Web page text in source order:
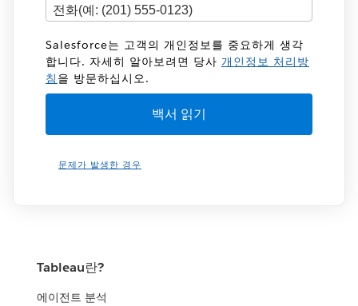
Salesforce는 고객의 개인정보를 중요하게 생각
합니다. 자세히 알아보려면 당사 개인정보 처리방
침 을 방문하십시오.
문제가 발생한 경우
Tableau란?
에이전트 분석